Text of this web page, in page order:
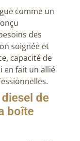
comme un
des
soignée et
capacité de
en fait un allié
de
boîte